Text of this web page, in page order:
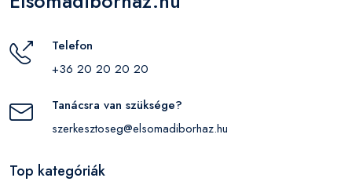
Telefon
+36 20 20 20 20
Tanácsra van szüksége?
szerkesztoseg@elsomadiborhaz.hu
Top kategóriák